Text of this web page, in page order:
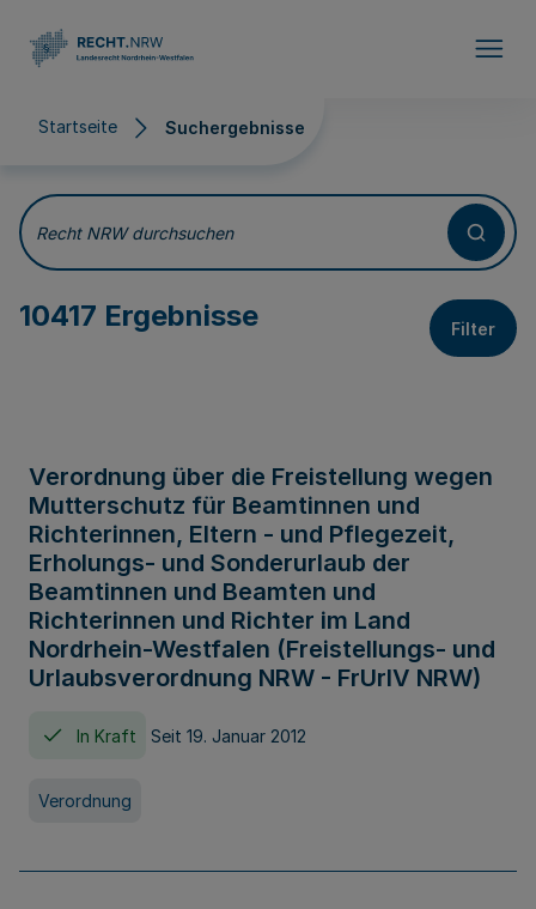
Startseite Suchergebnisse
Suchergebnisse
Recht NRW durchsuchen
10417 Ergebnisse Filter
Verordnung über die Freistellung wegen
Mutterschutz für Beamtinnen und
Richterinnen, Eltern - und Pflegezeit,
Erholungs- und Sonderurlaub der
Beamtinnen und Beamten und
Richterinnen und Richter im Land
Nordrhein-Westfalen (Freistellungs- und
Urlaubsverordnung NRW - FrUrlV NRW)
In Kraft Seit 19. Januar 2012
Verordnung